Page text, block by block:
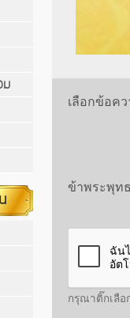
ม
เลือกข้อค
ข้าพระพุทธ
กรุณาติ๊กเลือ